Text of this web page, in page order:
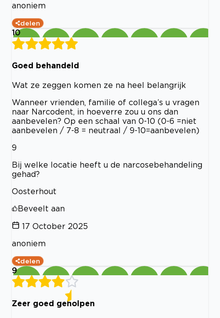
anoniem
delen
10
Goed behandeld
Wat ze zeggen komen ze na heel belangrijk
Wanneer vrienden, familie of collega’s u vragen
naar Narcodent, in hoeverre zou u ons dan
aanbevelen? Op een schaal van 0-10 (0-6 =niet
aanbevelen / 7-8 = neutraal / 9-10=aanbevelen)
9
Bij welke locatie heeft u de narcosebehandeling
gehad?
Oosterhout
Beveelt aan
17 October 2025
anoniem
delen
9
Zeer goed geholpen